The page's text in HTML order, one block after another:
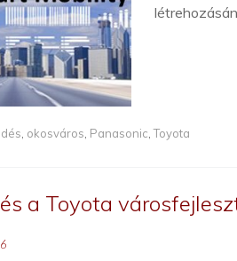
okosváros Panasonic ,Toyota
a Toyota